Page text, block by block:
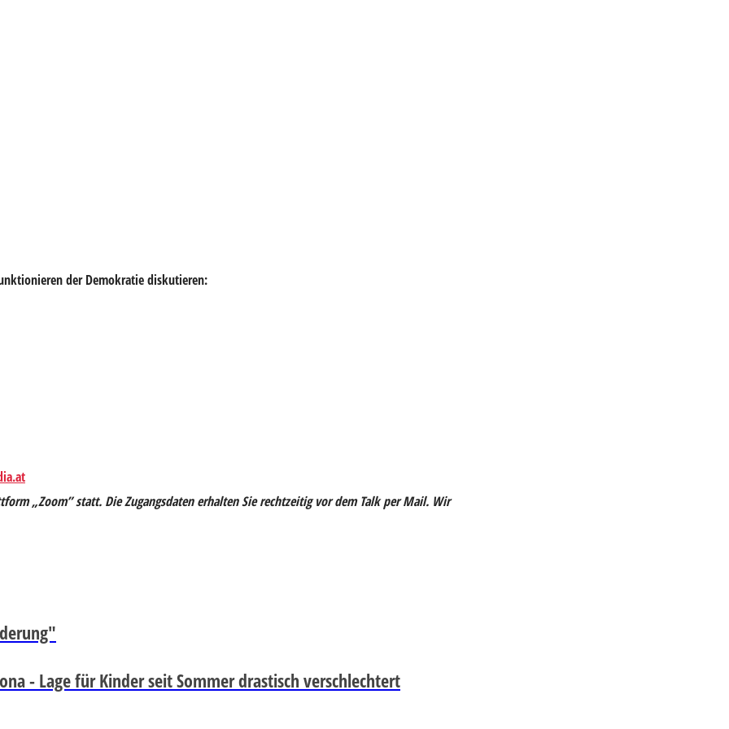
der Demokratie diskutieren:
„Zoom” statt. Die Zugangsdaten erhalten Sie rechtzeitig vor dem Talk per Mail. Wir
- Lage für Kinder seit Sommer drastisch verschlechtert